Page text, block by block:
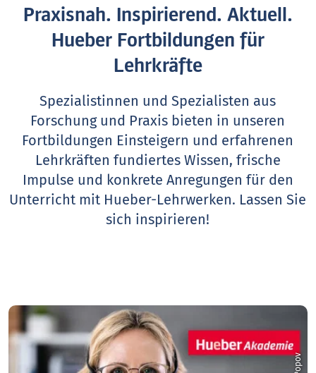
Praxisnah. Inspirierend. Aktuell.
Hueber Fortbildungen für
Lehrkräfte
Spezialistinnen und Spezialisten aus
Forschung und Praxis bieten in unseren
Fortbildungen Einsteigern und erfahrenen
Lehrkräften fundiertes Wissen, frische
Impulse und konkrete Anregungen für den
Unterricht mit Hueber-Lehrwerken. Lassen Sie
sich inspirieren!